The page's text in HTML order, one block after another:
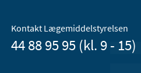
Kontakt Lægemiddelstyrelsen
44 88 95 95 (kl. 9 - 15)